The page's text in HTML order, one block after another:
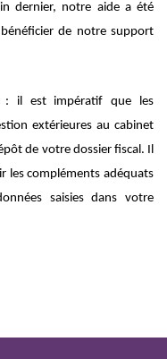
dernier, notre aide a été
de notre support
: il est impératif que les
extérieures au cabinet
de votre dossier fiscal. Il
les compléments adéquats
saisies dans votre